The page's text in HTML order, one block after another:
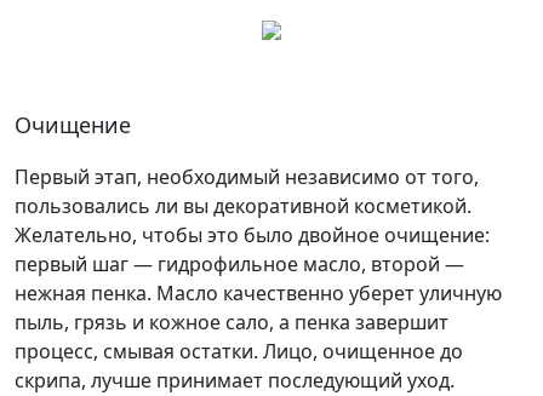
Очищение
Первый этап, необходимый независимо от того,
пользовались ли вы декоративной косметикой.
Желательно, чтобы это было двойное очищение:
первый шаг — гидрофильное масло, второй —
нежная пенка. Масло качественно уберет уличную
пыль, грязь и кожное сало, а пенка завершит
процесс, смывая остатки. Лицо, очищенное до
скрипа, лучше принимает последующий уход.